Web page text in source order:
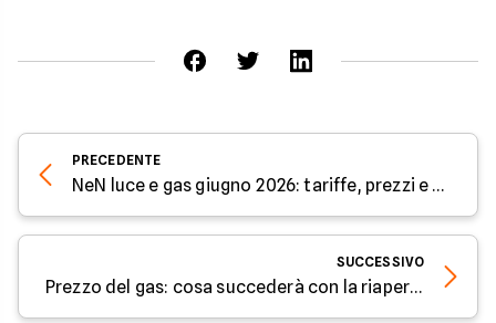
PRECEDENTE
NeN luce e gas giugno 2026: tariffe, prezzi e sconti
SUCCESSIVO
Prezzo del gas: cosa succederà con la riapertura di Hormuz